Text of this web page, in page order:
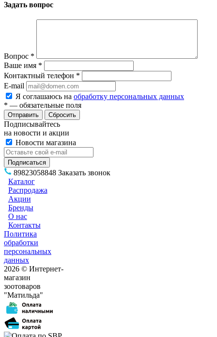
Задать вопрос
Вопрос *
Ваше имя *
Контактный телефон *
E-mail
Я соглашаюсь на обработку персональных данных
* — обязательные поля
Сбросить
Подписывайтесь
на новости и акции
Новости магазина
89823058848 Заказать звонок
Каталог
Распродажа
Акции
Бренды
О нас
Контакты
Политика
обработки
персональных
данных
2026 © Интернет-
магазин
зоотоваров
"Матильда"